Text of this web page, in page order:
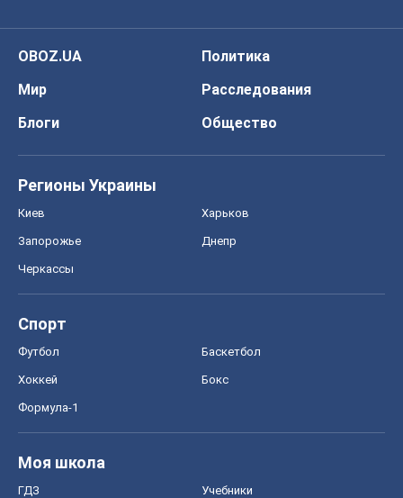
OBOZ.UA
Политика
Мир
Расследования
Блоги
Общество
Регионы Украины
Киев Харьков
Запорожье Днепр
Черкассы
Спорт
Футбол Баскетбол
Хоккей Бокс
Формула-1
Моя школа
ГДЗ Учебники